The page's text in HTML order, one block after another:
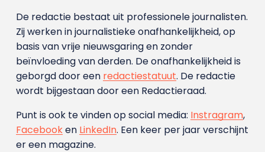
De redactie bestaat uit professionele journalisten.
Zij werken in journalistieke onafhankelijkheid, op
basis van vrije nieuwsgaring en zonder
beïnvloeding van derden. De onafhankelijkheid is
geborgd door een redactiestatuut. De redactie
wordt bijgestaan door een Redactieraad.
Punt is ook te vinden op social media: Instragram,
Facebooken LinkedIn. Een keer per jaar verschijnt
er een magazine.